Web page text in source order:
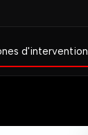
d'intervention